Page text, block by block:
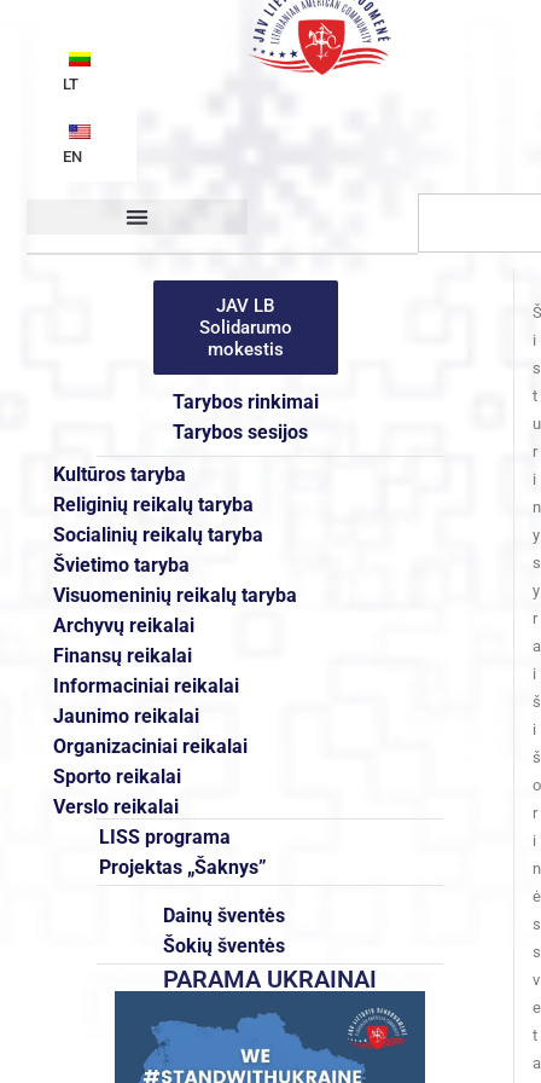
LT
EN
JAV LB
Solidarumo
mokestis
Tarybos rinkimai
Tarybos sesijos
Kultūros taryba
Religinių reikalų taryba
Socialinių reikalų taryba
Švietimo taryba
Visuomeninių reikalų taryba
Archyvų reikalai
Finansų reikalai
Informaciniai reikalai
Jaunimo reikalai
Organizaciniai reikalai
Sporto reikalai
Verslo reikalai
LISS programa
Projektas „Šaknys”
Dainų šventės
Šokių šventės
PARAMA UKRAINAI
Š
i
s
t
u
r
i
n
y
s
y
r
a
i
š
i
š
o
r
i
n
ė
s
s
v
e
t
a